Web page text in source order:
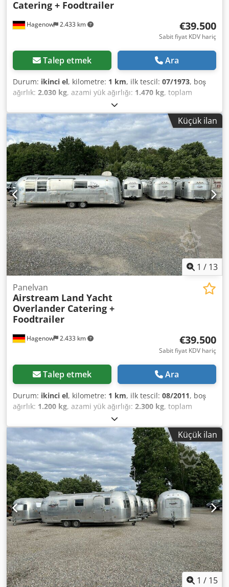
Hagenow 2.433 km
Catering + Foodtrailer
€39.500
Sabit fiyat KDV hariç
Talep etmek Ara
Durum: ikinci el, kilometre: 1 km, ilk tescil: 07/1973, boş
ağırlık: 2.030 kg, azami yük ağırlığı: 1.470 kg, toplam
gümüş, vites türü:
süspansiyon:diğer, toplam uzunluk:9.800 mm,
Tilting/vent roof window, insect screen door, roadworthy,
new vehicle inspection (HU/AU), vehicle length 9800 mm,
vehicle width 2420 mm, vehicle height 2800 mm. Airstream
Land Yacht Excella 500 catering & food trailer, kitchen fit-
out, serving hatch, work area, sink, cabinets, shelves, hot
water, wastewater, combi steamer, 220/400-volt
connection, industrial dishwasher, refrigerator, walk-in
cold room/freezer room, Thermo King cooling unit down to
minus 20 degrees with deep-freeze function, power
sockets throughout the interior, various windows, entrance
door with fly screen, marker lights, roof hatches, fresh
water tank, waste water tank, instantaneous water heater,
2x 140Ah 12V AfM batteries. Dedpfxswzblde Aideck
Küçük ilan
1 / 13
Hagenow 2.433 km
Panelvan
Airstream Land Yacht
Overlander Catering +
Foodtrailer
€39.500
Sabit fiyat KDV hariç
Talep etmek Ara
Durum: ikinci el, kilometre: 1 km, ilk tescil: 08/2011, boş
ağırlık: 1.200 kg, azami yük ağırlığı: 2.300 kg, toplam
gümüş, vites türü:
süspansiyon:diğer, toplam uzunluk:8.350 mm, Lift/tilt
roof window, insect protection door, roadworthy, new
general inspection/emissions test (HU/AU), vehicle length
8,350 mm, vehicle width 2,470 mm, vehicle height 2,720
mm. Airstream Land Yacht Overlander Catering & Food
Trailer. Kitchen conversion with serving hatch, work area,
sink, cabinets, shelves, hot water, waste water, combi-
steamer (220/400 Volt connection), industrial dishwasher,
refrigerator, walk-in cold storage/freezer room (Thermo
King, down to minus 20 degrees Celsius, deep-freeze
function), power sockets throughout the interior, various
windows, entrance door with fly screen, marker lights, roof
hatches, fresh water tank, waste water tank, flow-through
water heater, 2x 140Ah 12V starter batteries.
Dcsdpfewyfduox Aidsk
Küçük ilan
1 / 15